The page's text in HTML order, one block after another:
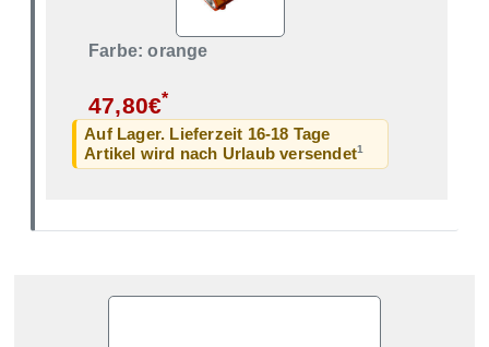
Farbe: orange
47,80€*
Auf Lager. Lieferzeit 16-18 Tage
Artikel wird nach Urlaub versendet1